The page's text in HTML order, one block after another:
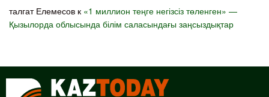
талгат Елемесов к «1 миллион теңге негізсіз төленген» —
Қызылорда облысында білім саласындағы заңсыздықтар